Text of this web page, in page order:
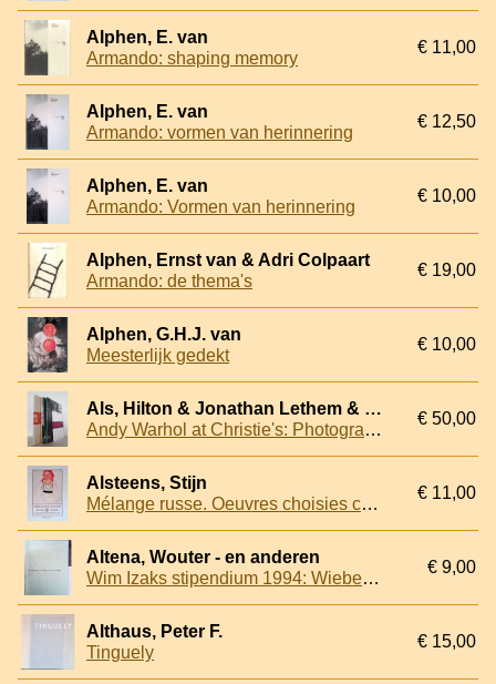
Alphen, E. van
Armando: shaping memory
€ 11,00
Alphen, E. van
Armando: vormen van herinnering
€ 12,50
Alphen, E. van
Armando: Vormen van herinnering
€ 10,00
Alphen, Ernst van & Adri Colpaart
Armando: de thema's
€ 19,00
Alphen, G.H.J. van
Meesterlijk gedekt
€ 10,00
Als, Hilton & Jonathan Lethem & Jeanette Winterson
Andy Warhol at Christie's: Photographs; Paintings and Works on Paper; Prints (3 volumes in folder)
€ 50,00
Alsteens, Stijn
Mélange russe. Oeuvres choisies collection Frits Lugt
€ 11,00
Altena, Wouter - en anderen
Wim Izaks stipendium 1994: Wiebe Bloemena, Stan Klamer, Reinoud van Vught
€ 9,00
Althaus, Peter F.
Tinguely
€ 15,00